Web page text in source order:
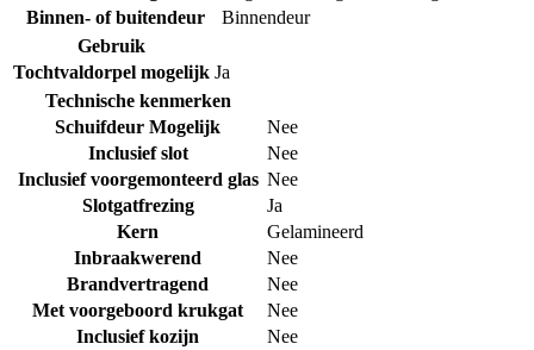
Binnen- of buitendeur
Binnendeur
Gebruik
Tochtvaldorpel mogelijk Ja
Technische kenmerken
Schuifdeur Mogelijk
Nee
Inclusief slot
Nee
Inclusief voorgemonteerd glas Nee
Slotgatfrezing
Ja
Kern
Gelamineerd
Inbraakwerend
Nee
Brandvertragend
Nee
Met voorgeboord krukgat
Nee
Inclusief kozijn
Nee